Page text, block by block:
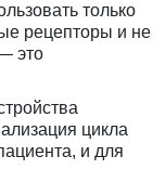
только
рецепторы и не
это
цикла
и для